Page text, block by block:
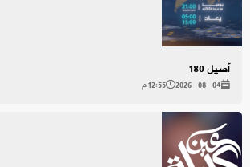
أصيل 180
2026-08-04 12:55 م